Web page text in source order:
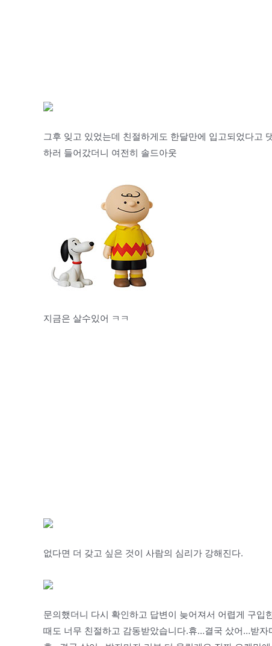
그후 잊고 있었는데 친절하게도 한달만에 입고되었다고
하러 들어갔더니 여전히 솔드아웃
지금은 살수있어 ㅋㅋ
없다면 더 갖고 싶은 것이 사람의 심리가 강해진다.
문의했더니 다시 확인하고 답변이 늦어져서 어렵게 구
때도 너무 친절하고 감동받았습니다.휴…결국 샀어…받